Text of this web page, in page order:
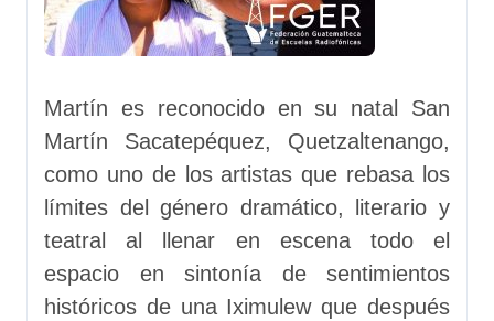
Martín es reconocido en su natal San
Martín Sacatepéquez, Quetzaltenango,
como uno de los artistas que rebasa los
límites del género dramático, literario y
teatral al llenar en escena todo el
espacio en sintonía de sentimientos
históricos de una Iximulew que después